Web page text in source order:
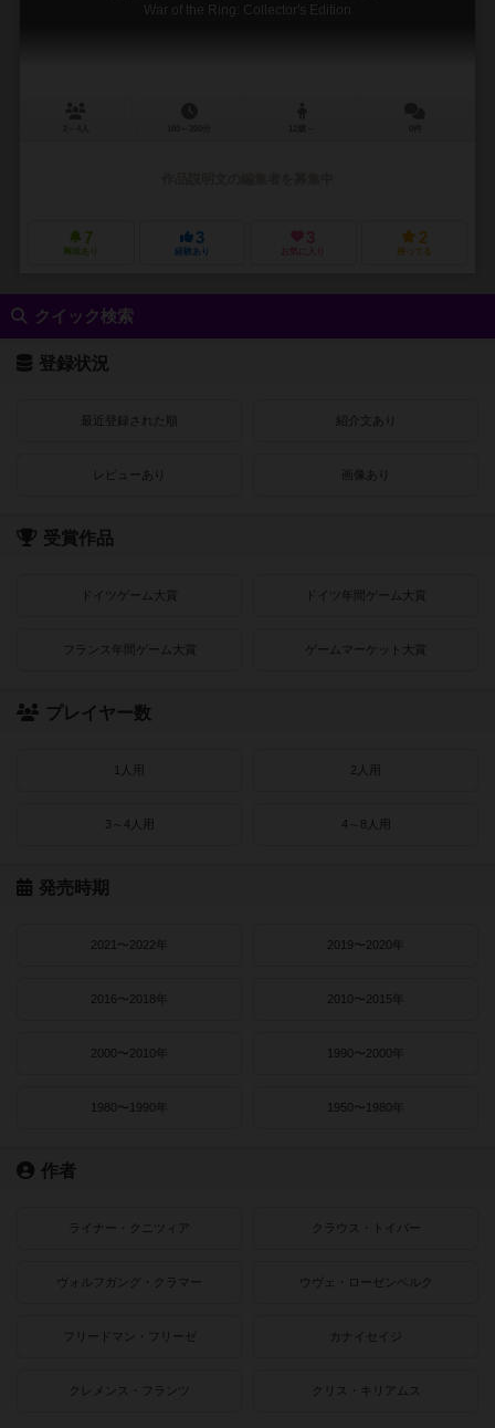
War of the Ring: Collector's Edition
7
興味あり
3
経験あり
3
お気に入り
2
持ってる
クイック検索
登録状況
最近登録された順 紹介文あり
レビューあり 画像あり
受賞作品
ドイツゲーム大賞 ドイツ年間ゲーム大賞
フランス年間ゲーム大賞 ゲームマーケット大賞
プレイヤー数
1人用 2人用
3～4人用 4～8人用
発売時期
2021〜2022年 2019〜2020年
2016〜2018年 2010〜2015年
2000〜2010年 1990〜2000年
1980〜1990年 1950〜1980年
作者
ライナー・クニツィア クラウス・トイバー
ヴォルフガング・クラマー ウヴェ・ローゼンベルク
フリードマン・フリーゼ カナイセイジ
クレメンス・フランツ クリス・キリアムス